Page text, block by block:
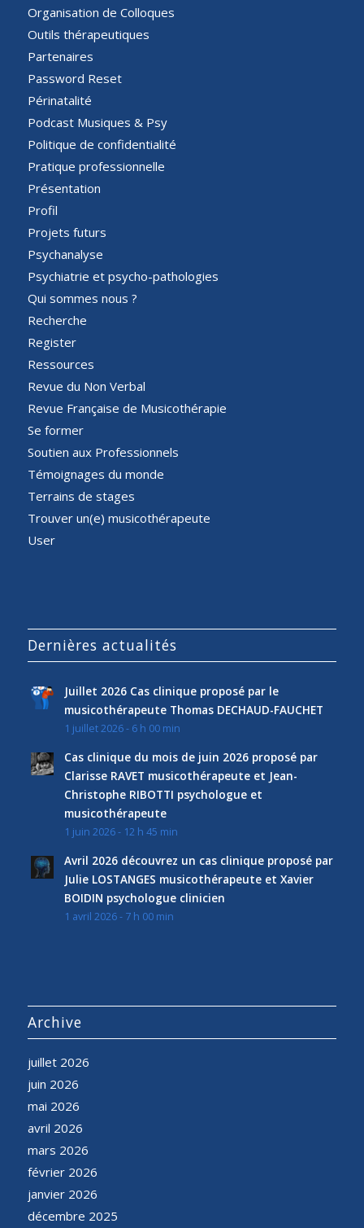
Organisation de Colloques
Outils thérapeutiques
Partenaires
Password Reset
Périnatalité
Podcast Musiques & Psy
Politique de confidentialité
Pratique professionnelle
Présentation
Profil
Projets futurs
Psychanalyse
Psychiatrie et psycho-pathologies
Qui sommes nous ?
Recherche
Register
Ressources
Revue du Non Verbal
Revue Française de Musicothérapie
Se former
Soutien aux Professionnels
Témoignages du monde
Terrains de stages
Trouver un(e) musicothérapeute
User
Dernières actualités
Juillet 2026 Cas clinique proposé par le
musicothérapeute Thomas DECHAUD-FAUCHET
1 juillet 2026 - 6 h 00 min
Cas clinique du mois de juin 2026 proposé par
Clarisse RAVET musicothérapeute et Jean-
Christophe RIBOTTI psychologue et
musicothérapeute
1 juin 2026 - 12 h 45 min
Avril 2026 découvrez un cas clinique proposé par
Julie LOSTANGES musicothérapeute et Xavier
BOIDIN psychologue clinicien
1 avril 2026 - 7 h 00 min
Archive
juillet 2026
juin 2026
mai 2026
avril 2026
mars 2026
février 2026
janvier 2026
décembre 2025